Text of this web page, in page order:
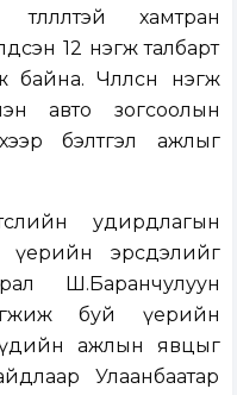
хамтран
12 нэгж талбарт
Чөлөөлсөн нэгж
авто зогсоолын
бэлтгэл ажлыг
удирдлагын
эрсдэлийг
Ш.Баранчулуун
буй үерийн
ажлын явцыг
Улаанбаатар